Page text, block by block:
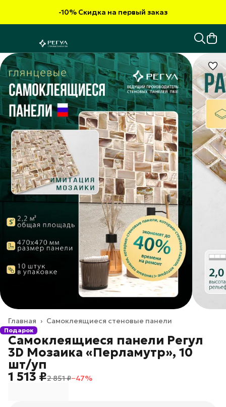
-10% Скидка на первый заказ
Самоклеящиеся стеновые панели
Главная ›
Подарок
Самоклеящиеся панели Регул
3D Мозаика «Перламутр», 10
шт/уп
1 513 ₽2 851 ₽−47%